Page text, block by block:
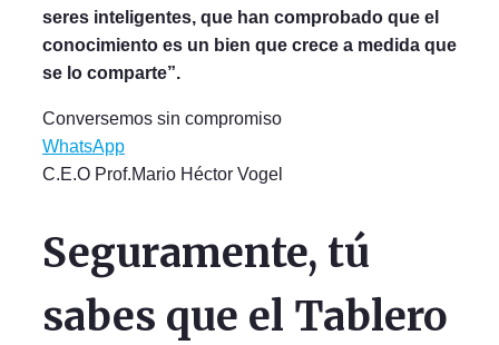
seres inteligentes, que han comprobado que el
conocimiento es un bien que crece a medida que
se lo comparte”.
Conversemos sin compromiso
WhatsApp
C.E.O Prof.Mario Héctor Vogel
Seguramente, tú
sabes que el Tablero